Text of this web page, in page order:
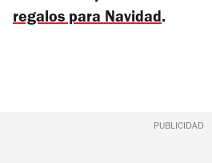
regalos para Navidad.
PUBLICIDAD